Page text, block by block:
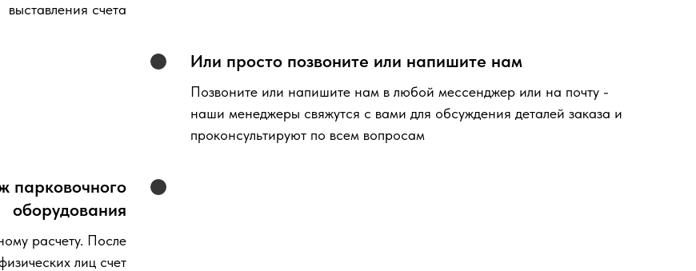
выставления счета
Или просто позвоните или напишите нам
Позвоните или напишите нам в любой мессенджер или на почту -
наши менеджеры свяжутся с вами для обсуждения деталей заказа и
проконсультируют по всем вопросам
парковочного
оборудования
расчету. После
лиц счет